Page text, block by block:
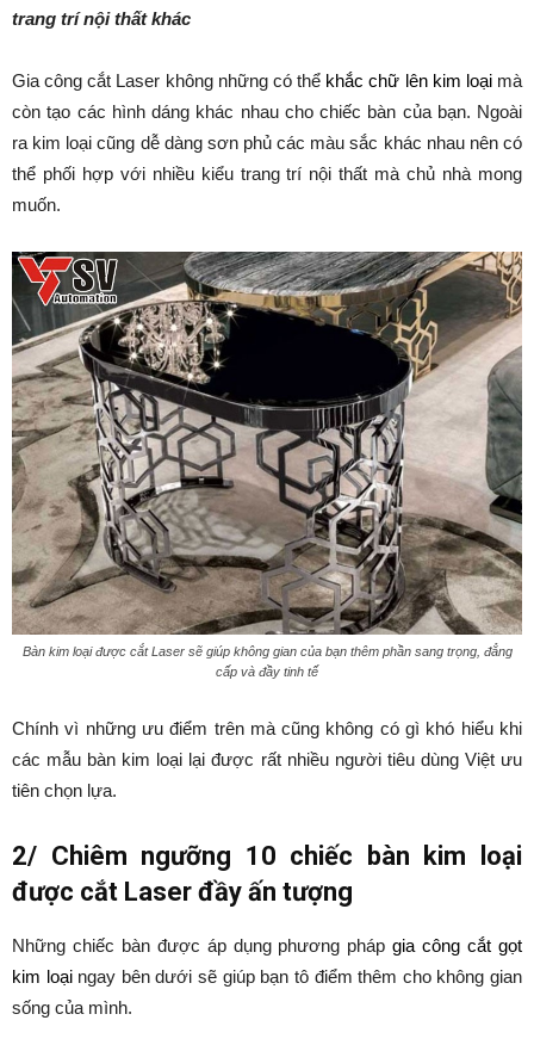
trang trí nội thất khác
Gia công cắt Laser không những có thể khắc chữ lên kim loạimà
còn tạo các hình dáng khác nhau cho chiếc bàn của bạn. Ngoài
ra kim loại cũng dễ dàng sơn phủ các màu sắc khác nhau nên có
thể phối hợp với nhiều kiểu trang trí nội thất mà chủ nhà mong
muốn.
Bàn kim loại được cắt Laser sẽ giúp không gian của bạn thêm phần sang trọng, đẳng
cấp và đầy tinh tế
Chính vì những ưu điểm trên mà cũng không có gì khó hiểu khi
các mẫu bàn kim loại lại được rất nhiều người tiêu dùng Việt ưu
tiên chọn lựa.
2/ Chiêm ngưỡng 10 chiếc bàn kim loại
được cắt Laser đầy ấn tượng
Những chiếc bàn được áp dụng phương phápgia công cắt gọt
kim loạingay bên dưới sẽ giúp bạn tô điểm thêm cho không gian
sống của mình.